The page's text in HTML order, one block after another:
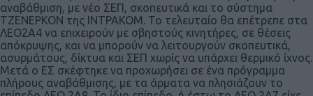
αναβάθμιση, με νέο ΣΕΠ, σκοπευτικά και το σύστημα
ΤΖΕΝΕΡΚΟΝ της ΙΝΤΡΑΚΟΜ. Το τελευταίο θα επέτρεπε στα
ΛΕΟ2Α4 να επιχειρούν με σβηστούς κινητήρες, σε θέσεις
απόκρυψης, και να μπορούν να λειτουργούν σκοπευτικά,
ασυρμάτους, δίκτυα και ΣΕΠ χωρίς να υπάρχει θερμικό ίχνος.
Μετά ο ΕΣ σκέφτηκε να προχωρήσει σε ένα πρόγραμμα
πλήρους αναβάθμισης, με τα άρματα να πλησιάζουν το